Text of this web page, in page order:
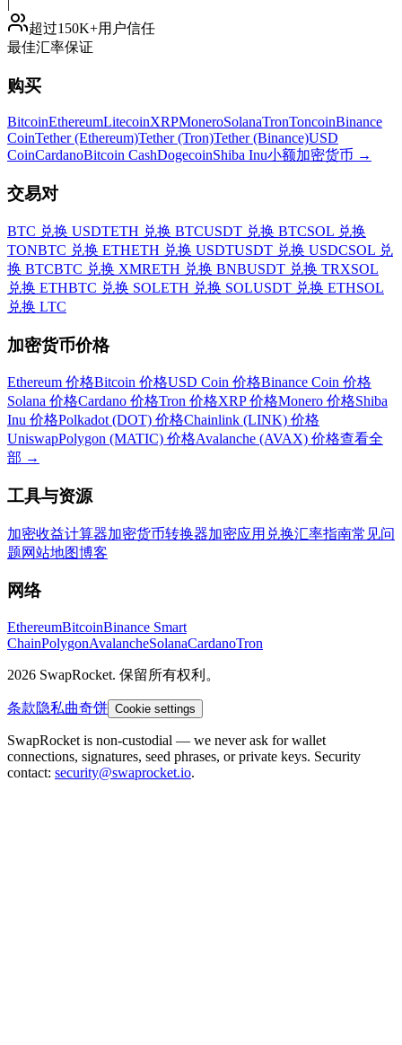
|
超过150K+用户信任
最佳汇率保证
购买
BitcoinEthereumLitecoinXRPMoneroSolanaTronToncoinBinance
CoinTether (Ethereum)Tether (Tron)Tether (Binance)USD
CoinCardanoBitcoin CashDogecoinShiba Inu小额加密货币 →
交易对
BTC 兑换 USDTETH 兑换 BTCUSDT 兑换 BTCSOL 兑换
TONBTC 兑换 ETHETH 兑换 USDTUSDT 兑换 USDCSOL 兑
换 BTCBTC 兑换 XMRETH 兑换 BNBUSDT 兑换 TRXSOL
兑换 ETHBTC 兑换 SOLETH 兑换 SOLUSDT 兑换 ETHSOL
兑换 LTC
加密货币价格
Ethereum 价格Bitcoin 价格USD Coin 价格Binance Coin 价格
Solana 价格Cardano 价格Tron 价格XRP 价格Monero 价格Shiba
Inu 价格Polkadot (DOT) 价格Chainlink (LINK) 价格
UniswapPolygon (MATIC) 价格Avalanche (AVAX) 价格查看全
部 →
工具与资源
加密收益计算器加密货币转换器加密应用 兑换汇率指南常见问
题网站地图博客
网络
EthereumBitcoinBinance Smart
ChainPolygonAvalancheSolanaCardanoTron
2026 SwapRocket. 保留所有权利。
条款隐私曲奇饼 Cookie settings
SwapRocket is non-custodial — we never ask for wallet
connections, signatures, seed phrases, or private keys. Security
contact: security@swaprocket.io.